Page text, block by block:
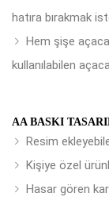
hatıra bırakmak
Hem şişe
kullanılabilen
AA BASKI
Resim
Kişiye özel
Hasar gören